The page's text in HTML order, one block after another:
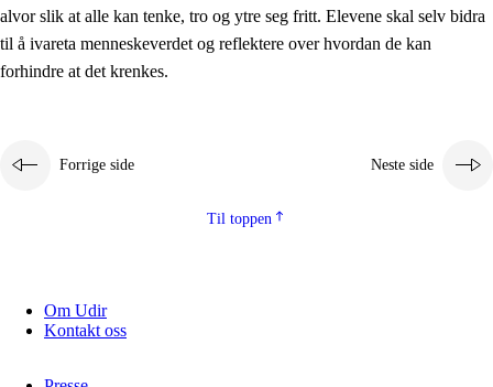
alvor slik at alle kan tenke, tro og ytre seg fritt. Elevene skal selv bidra
til å ivareta menneskeverdet og reflektere over hvordan de kan
forhindre at det krenkes.
Forrige side Neste side
Til toppen
Om Udir
Kontakt oss